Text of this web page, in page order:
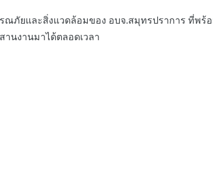
และสิ่งแวดล้อมของ อบจ.สมุทรปราการ ที่พร้อ
นงานมาได้ตลอดเวลา